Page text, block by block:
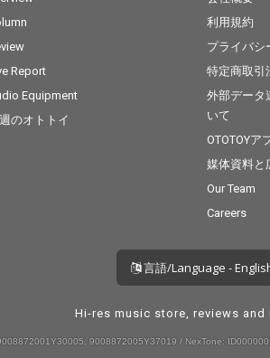
Report
Equipment
のオトトイ
利用規約
プライバシ
特定商取引
外部データ
いて
OTOTOYア
媒体資料と
Our Team
Careers
言語/Language -
Hi-res music store, reviews and
9008872005Y37019 / NexTone: